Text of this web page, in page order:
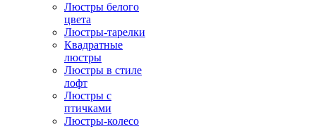
Люстры белого
цвета
Люстры-тарелки
Квадратные
люстры
Люстры в стиле
лофт
Люстры с
птичками
Люстры-колесо